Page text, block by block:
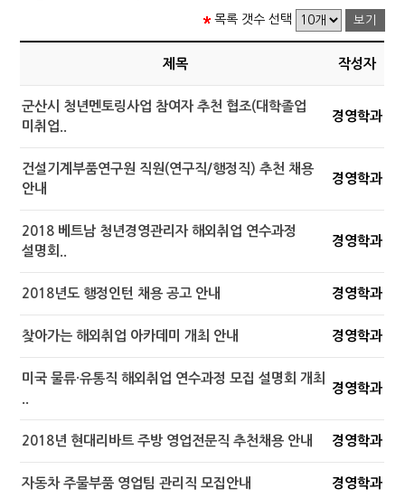
목록 갯수 선택
제목 작성자
군산시 청년멘토링사업 참여자 추천 협조(대학졸업
미취업..
경영학과
건설기계부품연구원 직원(연구직/행정직) 추천 채용
안내
경영학과
2018 베트남 청년경영관리자 해외취업 연수과정
설명회..
경영학과
2018년도 행정인턴 채용 공고 안내 경영학과
찾아가는 해외취업 아카데미 개최 안내 경영학과
미국 물류·유통직 해외취업 연수과정 모집 설명회 개최
경영학과
2018년 현대리바트 주방 영업전문직 추천채용 안내 경영학과
자동차 주물부품 영업팀 관리직 모집안내 경영학과